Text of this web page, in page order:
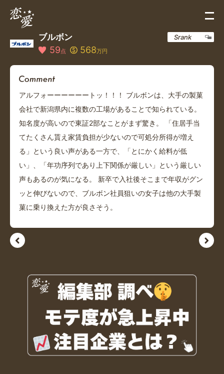
ブルボン
59点 568万円
Srank
アルフォーーーーーートッ！！！ ブルボンは、大手の製菓
会社で新潟県内に複数の工場があることで知られている。
知名度が高いので東証2部なことがまず驚き。 「住居手当
てたくさん貰え家賃負担が少ないので可処分所得が増え
る」という良い声がある一方で、「とにかく給料が低
い」、「年功序列であり上下関係が厳しい」という厳しい
声もあるのが気になる。 新卒で入社後そこまで年収がグン
ッと伸びないので、ブルボン社員狙いの女子は他の大手製
菓に乗り換えた方が良さそう。